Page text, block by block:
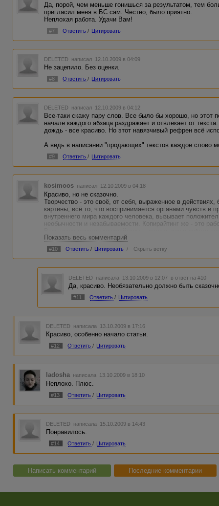
Да, порой, чем меньше гонишься за результатом, тем
пригласил меня в БС сам. Честно, было приятно.
Неплохая работа. Удачи Вам!
#7 Ответить / Цитировать
DELETED написал 12.10.2009 в 04:09
Не зацепило. Без оценки.
#8 Ответить / Цитировать
DELETED написал 12.10.2009 в 04:12
Все-таки скажу пару слов. Все было бы хорошо, но этот
начале каждого абзаца раздражает и отвлекает от
дождь - все красиво. Но этот навязчивый рефрен всё
А ведь в написании "продающих" текстов каждое слово
#9 Ответить / Цитировать
kosimoos написал 12.10.2009 в 04:18
Красиво, но не сказочно.
Творчество - это своё, от себя, выраженное в действиях,
картины, всё то, что воспринимается органами чувств и
внутреннего мира каждого человека, вызывает
необычности и незабываемости. Копирайтинг же - это
ТЗ, либо в эти же параметры привнести элементы
денег. Мы не боги, но горшки умеем обжигать.
Показать весь комментарий
#10 Ответить / Цитировать / Скрыть ветку
DELETED написала 13.10.2009 в 12:07 в ответ на #10
Да, красиво. Необязательно должно быть
#11 Ответить / Цитировать
DELETED написала 13.10.2009 в 17:16
Красиво, особенно начало статьи.
#12 Ответить / Цитировать
ladosha написала 13.10.2009 в 18:10
Неплохо. Плюс.
#13 Ответить / Цитировать
DELETED написала 15.10.2009 в 14:43
Понравилось.
#14 Ответить / Цитировать
Написать комментарий Последние комментарии